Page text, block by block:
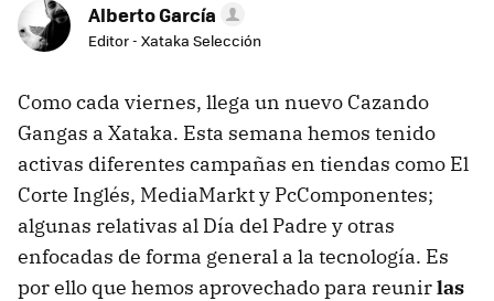
Alberto García
Editor - Xataka Selección
Como cada viernes, llega un nuevo Cazando
Gangas a Xataka. Esta semana hemos tenido
activas diferentes campañas en tiendas como El
Corte Inglés, MediaMarkt y PcComponentes;
algunas relativas al Día del Padre y otras
enfocadas de forma general a la tecnología. Es
por ello que hemos aprovechado para reunirlas